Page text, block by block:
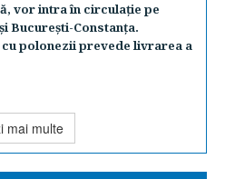
vor intra în circulaţie pe
Bucureşti-Constanţa.
cu polonezii prevede livrarea a
mai multe